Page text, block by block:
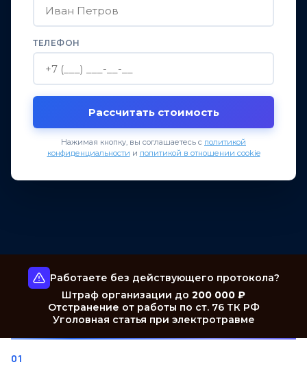
ТЕЛЕФОН
Рассчитать стоимость
Нажимая кнопку, вы соглашаетесь с политикой
конфиденциальности и политикой в отношении cookie
Работаете без действующего протокола?
Штраф организации до 200 000 ₽
Отстранение от работы по ст. 76 ТК РФ
Уголовная статья при электротравме